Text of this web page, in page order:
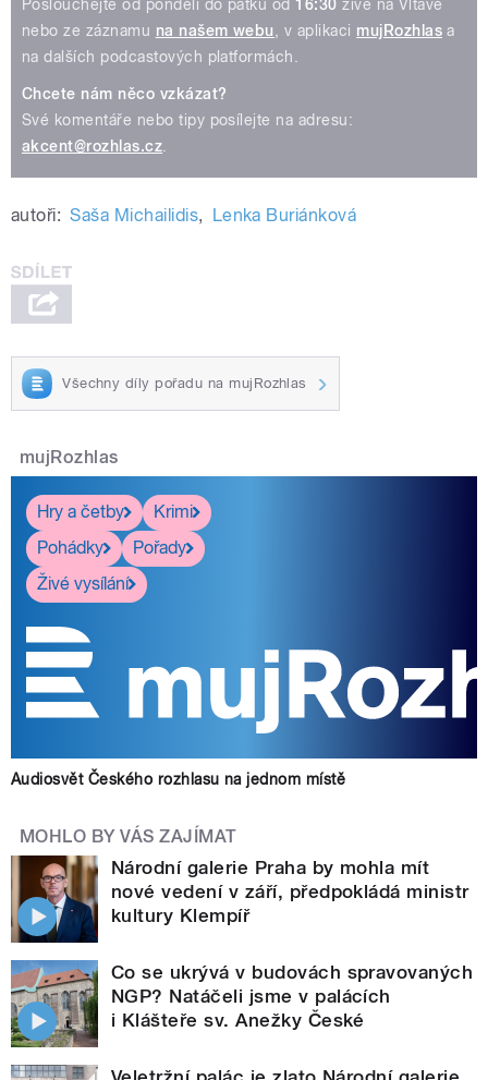
Poslouchejte od pondělí do pátku od 16:30 živě na Vltavě
nebo ze záznamu na našem webu , v aplikaci mujRozhlas a
na dalších podcastových platformách.
Chcete nám něco vzkázat?
Své komentáře nebo tipy posílejte na adresu:
akcent@rozhlas.cz
autoři: Saša Michailidis, Lenka Buriánková
Všechny díly pořadu na mujRozhlas
mujRozhlas
Hry a četby
Krimi
Pohádky
Pořady
Živé vysílání
Audiosvět Českého rozhlasu na jednom místě
MOHLO BY VÁS ZAJÍMAT
Národní galerie Praha by mohla mít
nové vedení v září, předpokládá ministr
kultury Klempíř
Co se ukrývá v budovách spravovaných
NGP? Natáčeli jsme v palácích
i Klášteře sv. Anežky České